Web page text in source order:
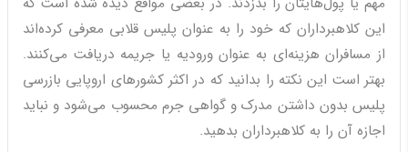
این کلاهبرداران که خود را به عنوان پلیس قلابی معرفی کرده‌اند
از مسافران هزینه‌ای به عنوان ورودیه یا جریمه دریافت می‌کنند.
بهتر است این نکته را بدانید که در اکثر کشورهای اروپایی بازرسی
پلیس بدون داشتن مدرک و گواهی جرم محسوب می‌شود و نباید
اجازه آن را به کلاهبرداران بدهید.